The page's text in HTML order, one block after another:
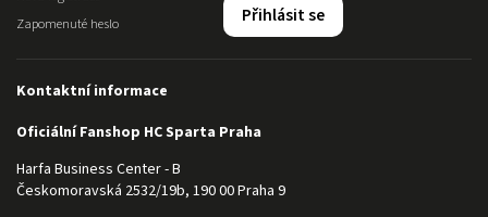
Přihlásit se
Zapomenuté heslo
Kontaktní informace
Oficiální Fanshop HC Sparta Praha
Harfa Business Center - B
Českomoravská 2532/19b, 190 00 Praha 9